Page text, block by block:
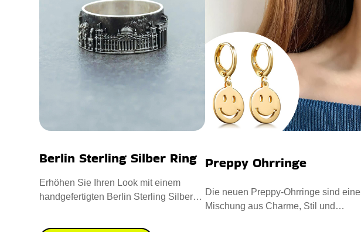
Berlin Sterling Silber Ring
Erhöhen Sie Ihren Look mit einem
handgefertigten Berlin Sterling Silber
Preppy Ohrringe
Die neuen Preppy-Ohrringe sind eine
Mischung aus Charme, Stil und